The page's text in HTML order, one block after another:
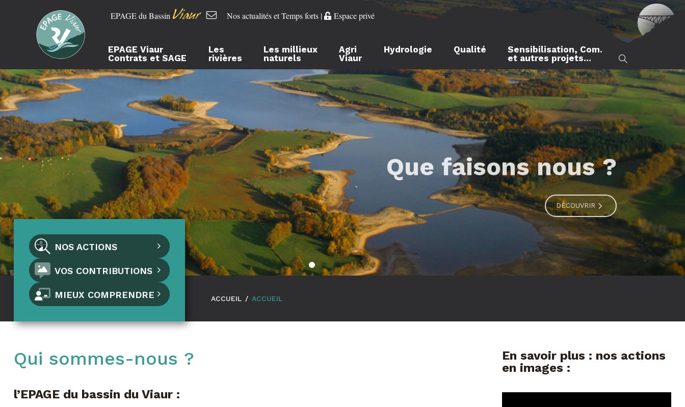
EPAGE du Bassin Viaur Nos actualités et Temps forts | Espace privé
EPAGE Viaur
Contrats et SAGE
Les
rivières
Les millieux
naturels
Agri
Viaur
Hydrologie Qualité
Sensibilisation, Com.
et autres projets…
Que faisons nous ?
DÉCOUVRIR
NOS ACTIONS
VOS CONTRIBUTIONS
MIEUX COMPRENDRE ACCUEIL / ACCUEIL
Qui sommes-nous ?
l’EPAGE du bassin du Viaur :
en savoir plus : nos actions
en images :